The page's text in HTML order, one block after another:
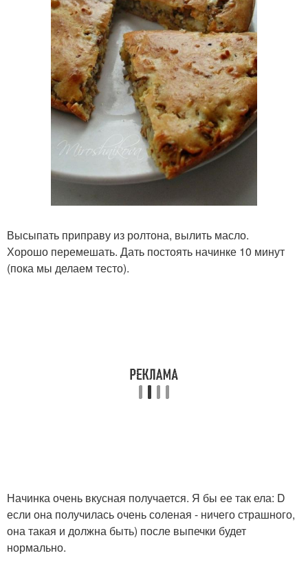
Высыпать приправу из ролтона, вылить масло.
Хорошо перемешать. Дать постоять начинке 10 минут
(пока мы делаем тесто).
Начинка очень вкусная получается. Я бы ее так ела: D
если она получилась очень соленая - ничего страшного,
она такая и должна быть) после выпечки будет
нормально.